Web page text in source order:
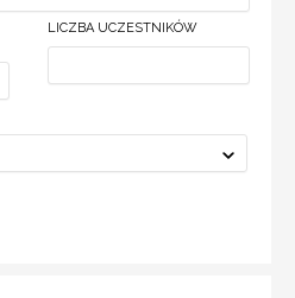
LICZBA UCZESTNIKÓW